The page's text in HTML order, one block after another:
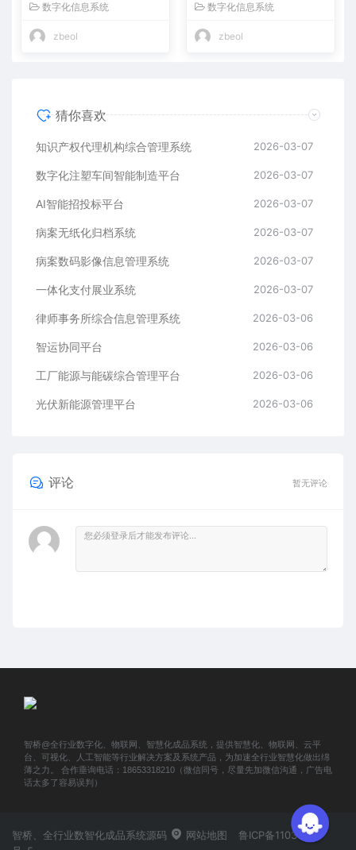
数字化信息系统
zbeol
数字化信息系统
zbeol
猜你喜欢
知识产权代理机构综合管理系统 2026-03-07
数字化注塑车间智能制造平台 2026-03-07
AI智能招投标平台 2026-03-07
病案无纸化归档系统 2026-03-07
病案数码影像信息管理系统 2026-03-07
一体化支付展业系统 2026-03-07
律师事务所综合信息管理系统 2026-03-06
智运协同平台 2026-03-06
工厂能源与能碳综合管理平台 2026-03-06
光伏新能源管理平台 2026-03-06
评论 暂无评论
智桥@全行业数字化、物联网、智慧化成品系统，提供智慧化、物联网、云平
台、可视化、人工智能等行业解决方案及系统产品，为加速全行业智慧化做出绵
薄之力。 合作垂询电话：18653318210（微信同号，尽量先加微信沟通，广告电
话太多了容易误判）
智桥、全行业数智化成品系统源码 网站地图
鲁ICP备11031419